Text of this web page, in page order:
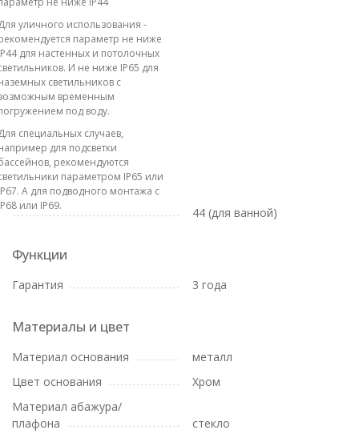
уличного использования -
параметр не ниже
для настенных и потолочных
И не ниже IP65 для
светильников с
временным
под воду.
специальных случаев,
для подсветки
рекомендуются
параметром IP65 или
А для подводного монтажа с
или IP69.
44 (для ванной)
Функции
Гарантия 3 года
Материалы и цвет
Материал основания
металл
Цвет основания
Хром
Материал абажура/
плафона
стекло